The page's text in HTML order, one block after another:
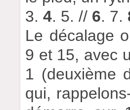
3.4. 5. // 6. 7.
Le décalage
9 et 15, avec
1 (deuxième
qui,